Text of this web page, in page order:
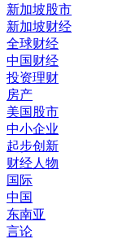
新加坡股市
新加坡财经
全球财经
中国财经
投资理财
房产
美国股市
中小企业
起步创新
财经人物
国际
中国
东南亚
言论